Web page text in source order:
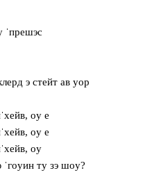
ˈпрешэс
э стейт ав уор
oу е
oу е
oу
ˈгoуин ту зэ шoу?